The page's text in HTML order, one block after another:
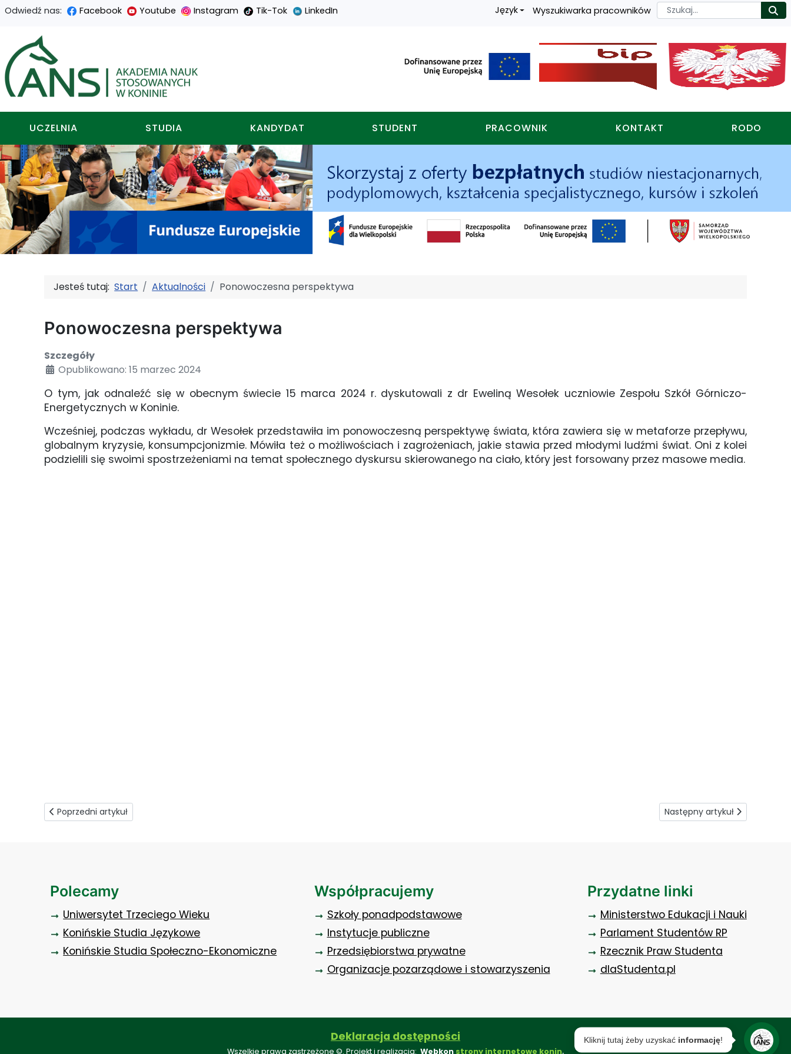
Przejdź
do
treści
głównej
Przejdź
do
menu
nawigacyjnego
Przejdź
do
wyszukiwarki
Przejdź
do
mapy
strony
Odwiedź nas: Facebook Youtube Instagram Tik-Tok LinkedIn Język Wyszukiwarka pracowników Szukaj
Akademia nauk stosowanych w koninie
UCZELNIA STUDIA KANDYDAT STUDENT PRACOWNIK KONTAKT RODO
Jesteś tutaj:Start Aktualności Ponowoczesna perspektywa
Ponowoczesna perspektywa
Szczegóły
Opublikowano: 15 marzec 2024
O tym, jak odnaleźć się w obecnym świecie 15 marca 2024 r. dyskutowali z dr Eweliną Wesołek uczniowie Zespołu Szkół Górniczo-
Energetycznych w Koninie.
Wcześniej, podczas wykładu, dr Wesołek przedstawiła im ponowoczesną perspektywę świata, która zawiera się w metaforze przepływu,
globalnym kryzysie, konsumpcjonizmie. Mówiła też o możliwościach i zagrożeniach, jakie stawia przed młodymi ludźmi świat. Oni z kolei
podzielili się swoimi spostrzeżeniami na temat społecznego dyskursu skierowanego na ciało, który jest forsowany przez masowe media.
Poprzedni artykuł: Etat czy własna firma?
Poprzedni artykuł Następny artykuł: Dobra wizja
Następny artykuł
Polecamy
Uniwersytet Trzeciego Wieku
Konińskie Studia Językowe
Konińskie Studia Społeczno-Ekonomiczne
Współpracujemy
Szkoły ponadpodstawowe
Instytucje publiczne
Przedsiębiorstwa prywatne
Organizacje pozarządowe i stowarzyszenia
Przydatne linki
Ministerstwo Edukacji i Nauki
Parlament Studentów RP
Rzecznik Praw Studenta
dlaStudenta.pl
Deklaracja dostępności
Wszelkie prawa zastrzeżone ©. Projekt i realizacja: Webkon strony internetowe konin.
Kliknij tutaj żeby uzyskać informację!